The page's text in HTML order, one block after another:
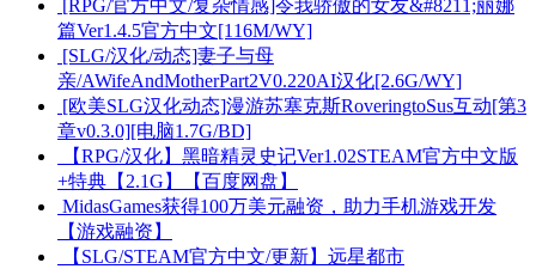
[RPG/官方中文/复杂情感]令我骄傲的女友&#8211;丽娜
篇Ver1.4.5官方中文[116M/WY]
[SLG/汉化/动态]妻子与母
亲/AWifeAndMotherPart2V0.220AI汉化[2.6G/WY]
[欧美SLG汉化动态]漫游苏塞克斯RoveringtoSus互动[第3
章v0.3.0][电脑1.7G/BD]
【RPG/汉化】黑暗精灵史记Ver1.02STEAM官方中文版
+特典【2.1G】【百度网盘】
MidasGames获得100万美元融资，助力手机游戏开发
【游戏融资】
【SLG/STEAM官方中文/更新】远星都市